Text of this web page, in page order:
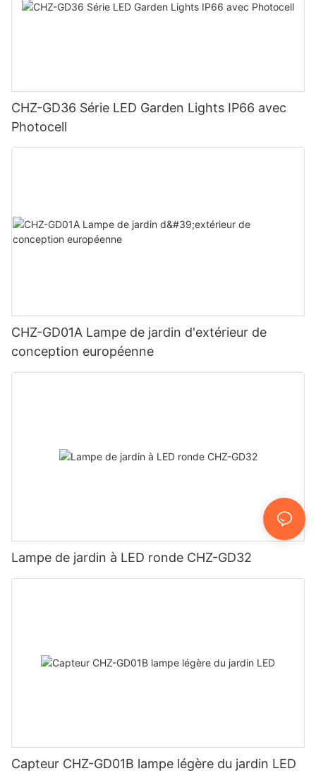
CHZ-GD36 Série LED Garden Lights IP66 avec
Photocell
CHZ-GD01A Lampe de jardin d'extérieur de
conception européenne
Lampe de jardin à LED ronde CHZ-GD32
Capteur CHZ-GD01B lampe légère du jardin LED